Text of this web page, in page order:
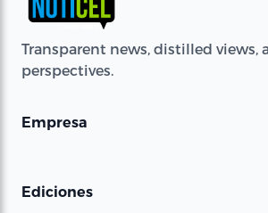
Transparent news, distilled views,
perspectives.
Empresa
Ediciones